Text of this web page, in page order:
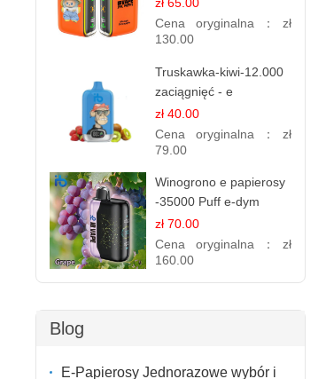
zł 65.00
Cena oryginalna： zł
130.00
Truskawka-kiwi-12.000
zaciągnięć - e
papierosy jednorazowe
zł 40.00
Cena oryginalna： zł
79.00
Winogrono e papierosy
-35000 Puff e-dym
zł 70.00
Cena oryginalna： zł
160.00
Blog
E-Papierosy Jednorazowe wybór i